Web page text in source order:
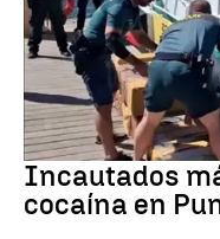
Tráfico de drogas
Incautados
cocaína en